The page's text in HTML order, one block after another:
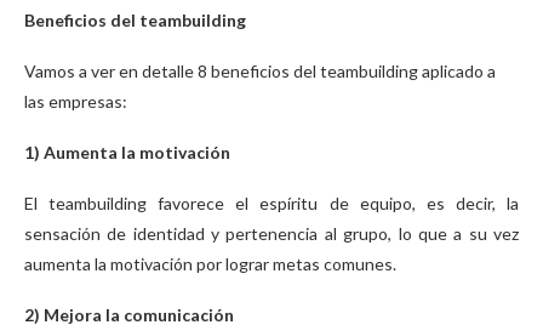
Beneficios del teambuilding
Vamos a ver en detalle 8 beneficios del teambuilding aplicado a
las empresas:
1) Aumenta la motivación
El teambuilding favorece el espíritu de equipo, es decir, la
sensación de identidad y pertenencia al grupo, lo que a su vez
aumenta la motivación por lograr metas comunes.
2) Mejora la comunicación